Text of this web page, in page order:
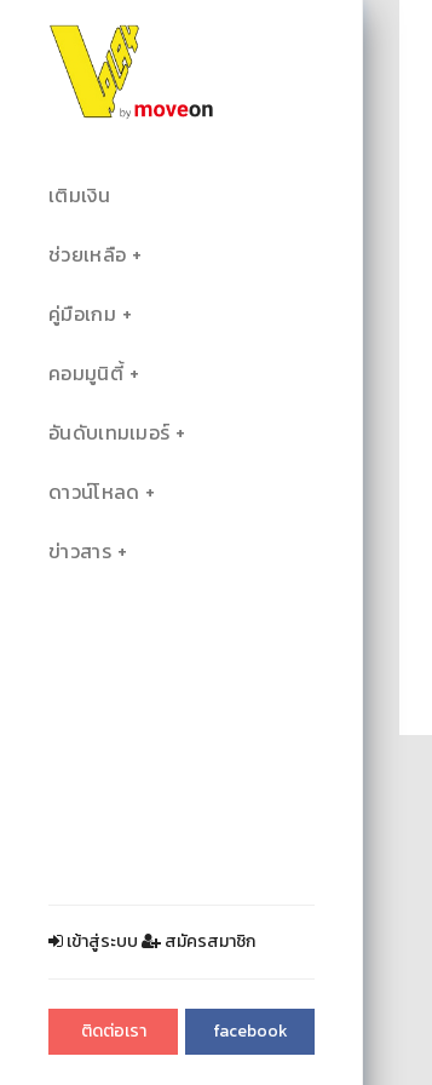
เติมเงิน
ช่วยเหลือ
คู่มือเกม
คอมมูนิตี้
อันดับเทมเมอร์
ดาวน์โหลด
ข่าวสาร
เข้าสู่ระบบ สมัครสมาชิก
ติดต่อเรา facebook